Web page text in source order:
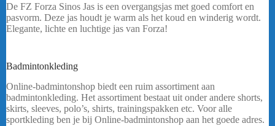
De FZ Forza Sinos Jas is een overgangsjas met goed comfort en
pasvorm. Deze jas houdt je warm als het koud en winderig wordt.
Elegante, lichte en luchtige jas van Forza!
Badmintonkleding
Online-badmintonshop biedt een ruim assortiment aan
badmintonkleding. Het assortiment bestaat uit onder andere shorts,
skirts, sleeves, polo’s, shirts, trainingspakken etc. Voor alle
sportkleding ben je bij Online-badmintonshop aan het goede adres.